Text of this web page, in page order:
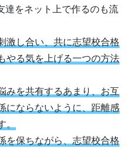
達をネット上で作るのも流
激し合い、共に志望校合格
やる気を上げる一つの方法
みを共有するあまり、お互
にならないように、距離感
を保ちながら、志望校合格